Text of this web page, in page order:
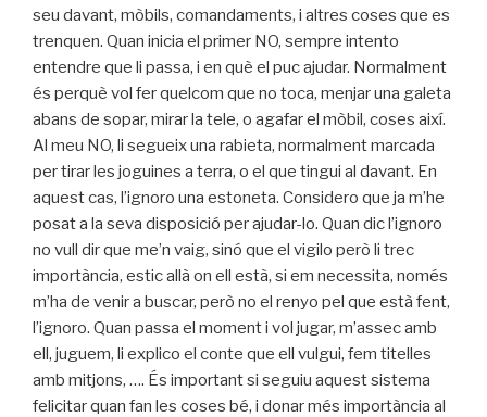
seu davant, mòbils, comandaments, i altres coses que es
trenquen. Quan inicia el primer NO, sempre intento
entendre que li passa, i en què el puc ajudar. Normalment
és perquè vol fer quelcom que no toca, menjar una galeta
abans de sopar, mirar la tele, o agafar el mòbil, coses així.
Al meu NO, li segueix una rabieta, normalment marcada
per tirar les joguines a terra, o el que tingui al davant. En
aquest cas, l’ignoro una estoneta. Considero que ja m’he
posat a la seva disposició per ajudar-lo. Quan dic l’ignoro
no vull dir que me’n vaig, sinó que el vigilo però li trec
importància, estic allà on ell està, si em necessita, només
m’ha de venir a buscar, però no el renyo pel que està fent,
l’ignoro. Quan passa el moment i vol jugar, m’assec amb
ell, juguem, li explico el conte que ell vulgui, fem titelles
amb mitjons, …. És important si seguiu aquest sistema
felicitar quan fan les coses bé, i donar més importància al